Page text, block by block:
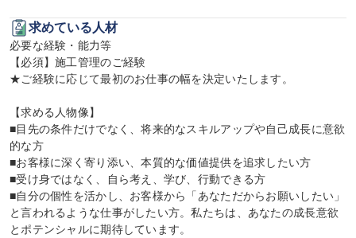
求めている人材
必要な経験・能力等
【必須】施工管理のご経験
★ご経験に応じて最初のお仕事の幅を決定いたします。
【求める人物像】
■目先の条件だけでなく、将来的なスキルアップや自己成長に意欲
的な方
■お客様に深く寄り添い、本質的な価値提供を追求したい方
■受け身ではなく、自ら考え、学び、行動できる方
■自分の個性を活かし、お客様から「あなただからお願いしたい」
と言われるような仕事がしたい方。私たちは、あなたの成長意欲
とポテンシャルに期待しています。